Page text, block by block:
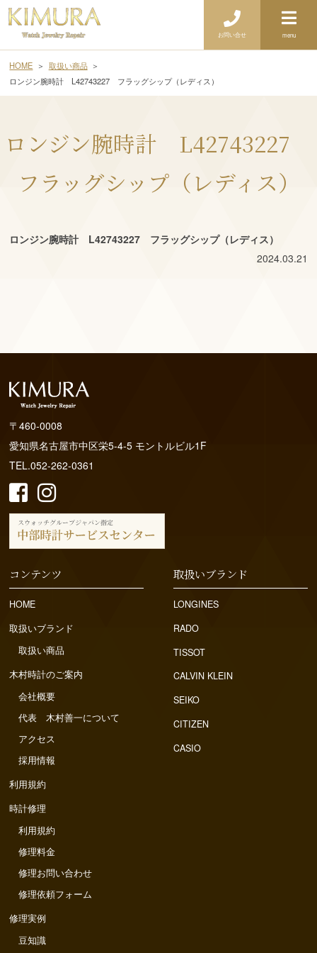
お問い合せ menu
HOME
取扱い商品
ロンジン腕時計 L42743227 フラッグシップ（レディス）
ロンジン腕時計 L42743227
フラッグシップ（レディス）
ロンジン腕時計 L42743227 フラッグシップ（レディス）
2024.03.21
〒460-0008
愛知県名古屋市中区栄5-4-5 モントルビル1F
TEL.052-262-0361
コンテンツ
HOME
取扱いブランド
取扱い商品
木村時計のご案内
会社概要
代表 木村善一について
アクセス
採用情報
利用規約
時計修理
利用規約
修理料金
修理お問い合わせ
修理依頼フォーム
修理実例
豆知識
取扱いブランド
LONGINES
RADO
TISSOT
CALVIN KLEIN
SEIKO
CITIZEN
CASIO